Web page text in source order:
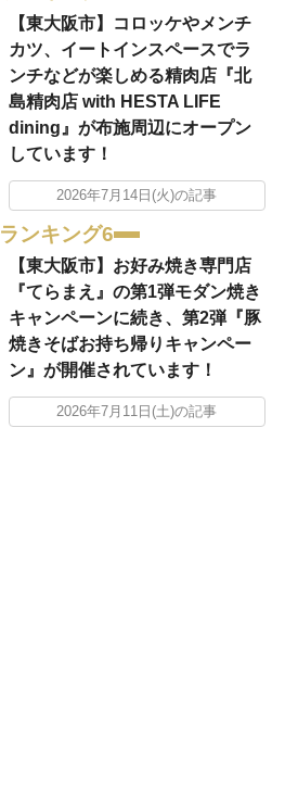
【東大阪市】コロッケやメンチ
カツ、イートインスペースでラ
ンチなどが楽しめる精肉店『北
島精肉店 with HESTA LIFE
dining』が布施周辺にオープン
しています！
2026年7月14日(火)の記事
ランキング6
【東大阪市】お好み焼き専門店
『てらまえ』の第1弾モダン焼き
キャンペーンに続き、第2弾『豚
焼きそばお持ち帰りキャンペー
ン』が開催されています！
2026年7月11日(土)の記事